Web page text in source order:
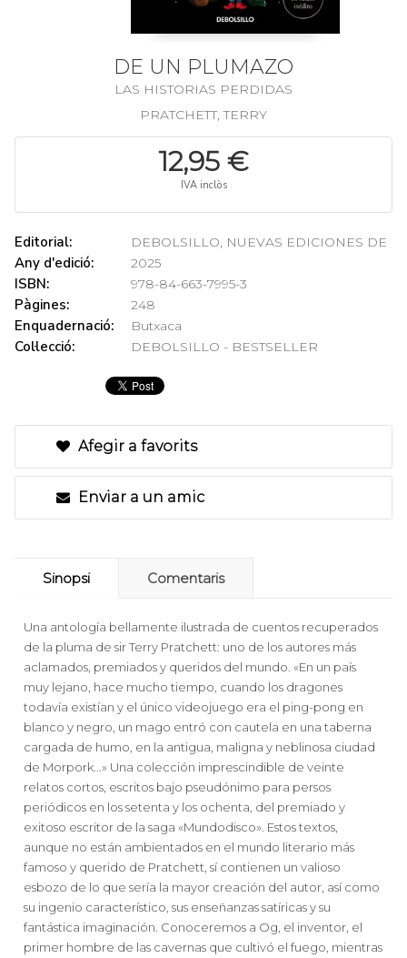
DE UN PLUMAZO
LAS HISTORIAS PERDIDAS
PRATCHETT, TERRY
12,95 €
IVA inclòs
Editorial: DEBOLSILLO, NUEVAS EDICIONES DE
Any d'edició: 2025
ISBN: 978-84-663-7995-3
Pàgines: 248
Enquadernació: Butxaca
Col·lecció: DEBOLSILLO - BESTSELLER
Afegir a favorits
Enviar a un amic
Sinopsi Comentaris
Una antología bellamente ilustrada de cuentos recuperados
de la pluma de sir Terry Pratchett: uno de los autores más
aclamados, premiados y queridos del mundo. «En un país
muy lejano, hace mucho tiempo, cuando los dragones
todavía existían y el único videojuego era el ping-pong en
blanco y negro, un mago entró con cautela en una taberna
cargada de humo, en la antigua, maligna y neblinosa ciudad
de Morpork...» Una colección imprescindible de veinte
relatos cortos, escritos bajo pseudónimo para persos
periódicos en los setenta y los ochenta, del premiado y
exitoso escritor de la saga «Mundodisco». Estos textos,
aunque no están ambientados en el mundo literario más
famoso y querido de Pratchett, sí contienen un valioso
esbozo de lo que sería la mayor creación del autor, así como
su ingenio característico, sus enseñanzas satíricas y su
fantástica imaginación. Conoceremos a Og, el inventor, el
primer hombre de las cavernas que cultivó el fuego, mientras